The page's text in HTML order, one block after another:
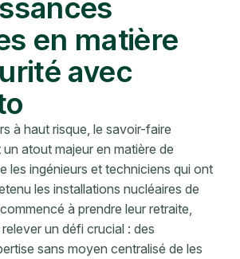
en matière
avec
à haut risque, le savoir-faire
atout majeur en matière de
les ingénieurs et techniciens qui ont
les installations nucléaires de
à prendre leur retraite,
un défi crucial : des
sans moyen centralisé de les